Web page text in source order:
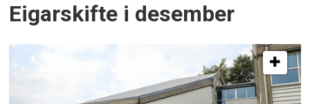
Eigarskifte i desember